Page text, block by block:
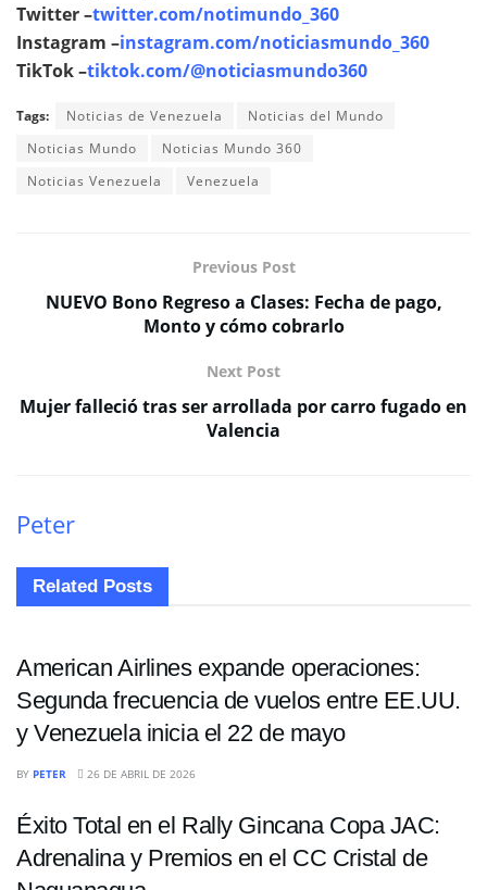
Twitter –twitter.com/notimundo_360
Instagram –instagram.com/noticiasmundo_360
TikTok –tiktok.com/@noticiasmundo360
Tags: Noticias de Venezuela
Noticias del Mundo
Noticias Mundo
Noticias Mundo 360
Noticias Venezuela
Venezuela
Previous Post
NUEVO Bono Regreso a Clases: Fecha de pago,
Monto y cómo cobrarlo
Next Post
Mujer falleció tras ser arrollada por carro fugado en
Valencia
Peter
Related Posts
NACIONALES
American Airlines expande operaciones:
Segunda frecuencia de vuelos entre EE.UU.
y Venezuela inicia el 22 de mayo
BY PETER 26 DE ABRIL DE 2026
Éxito Total en el Rally Gincana Copa JAC:
Adrenalina y Premios en el CC Cristal de